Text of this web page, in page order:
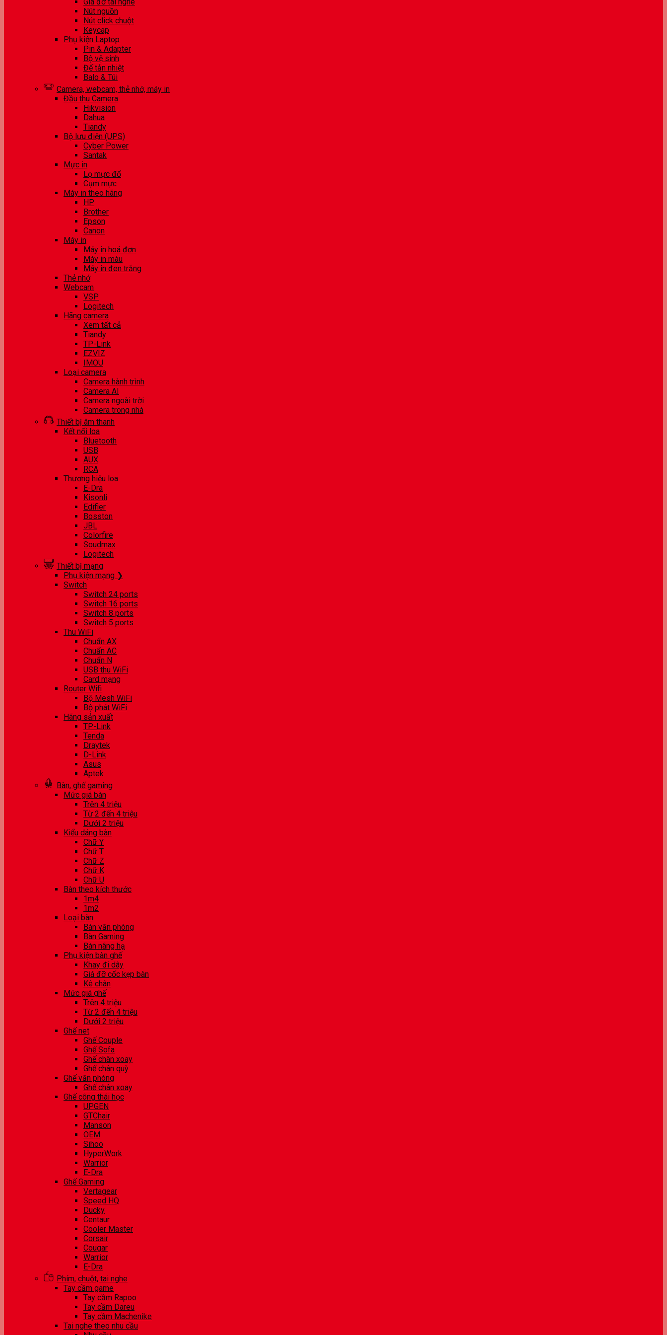
Nút nguồn
Nút click chuột
Keycap
Phụ kiện Laptop
Pin & Adapter
Bộ vệ sinh
Đế tản nhiệt
Balo & Túi
Camera, webcam, thẻ nhớ, máy in
Đầu thu Camera
Hikvision
Dahua
Tiandy
Bộ lưu điện (UPS)
Cyber Power
Santak
Mực in
Lọ mực đổ
Cụm mực
Máy in theo hãng
HP
Brother
Epson
Canon
Máy in
Máy in hoá đơn
Máy in màu
Máy in đen trắng
Thẻ nhớ
Webcam
VSP
Logitech
Hãng camera
Xem tất cả
Tiandy
TP-Link
EZVIZ
IMOU
Loại camera
Camera hành trình
Camera AI
Camera ngoài trời
Camera trong nhà
Thiết bị âm thanh
Kết nối loa
Bluetooth
USB
AUX
RCA
Thương hiệu loa
E-Dra
Kisonli
Edifier
Bosston
JBL
Colorfire
Soudmax
Logitech
Thiết bị mạng
Phụ kiện mạng ❯
Switch
Switch 24 ports
Switch 16 ports
Switch 8 ports
Switch 5 ports
Thu WiFi
Chuẩn AX
Chuẩn AC
Chuẩn N
USB thu WiFi
Card mạng
Router Wifi
Bộ Mesh WiFi
Bộ phát WiFi
Hãng sản xuất
TP-Link
Tenda
Draytek
D-Link
Asus
Aptek
Bàn, ghế gaming
Mức giá bàn
Trên 4 triệu
Từ 2 đến 4 triệu
Dưới 2 triệu
Kiểu dáng bàn
Chữ Y
Chữ T
Chữ Z
Chữ K
Chữ U
Bàn theo kích thước
1m4
1m2
Loại bàn
Bàn văn phòng
Bàn Gaming
Bàn nâng hạ
Phụ kiện bàn ghế
Khay đi dây
Giá đỡ cốc kẹp bàn
Kê chân
Mức giá ghế
Trên 4 triệu
Từ 2 đến 4 triệu
Dưới 2 triệu
Ghế net
Ghế Couple
Ghế Sofa
Ghế chân xoay
Ghế chân quỳ
Ghế văn phòng
Ghế chân xoay
Ghế công thái học
UPGEN
GTChair
Manson
OEM
Sihoo
HyperWork
Warrior
E-Dra
Ghế Gaming
Vertagear
Speed HQ
Ducky
Centaur
Cooler Master
Corsair
Cougar
Warrior
E-Dra
Phím, chuột, tai nghe
Tay cầm game
Tay cầm Rapoo
Tay cầm Dareu
Tay cầm Machenike
Tai nghe theo nhu cầu